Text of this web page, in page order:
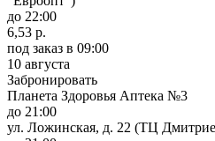
до 22:00
6,53 р.
под заказ в 09:00
10 августа
Забронировать
Планета Здоровья Аптека №3
до 21:00
ул. Ложинская, д. 22 (ТЦ